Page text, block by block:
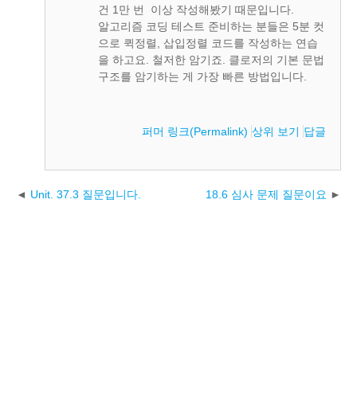
건 1만 번 이상 작성해봤기 때문입니다.
알고리즘 코딩 테스트 준비하는 분들은 5분 컷
으로 퀵정렬, 삽입정렬 코드를 작성하는 연습
을 하고요. 철저한 암기죠. 클로저의 기본 문법
구조를 암기하는 게 가장 빠른 방법입니다.
퍼머 링크(Permalink) 상위 보기 답글
Unit. 37.3 질문입니다. 18.6 심사 문제 질문이요